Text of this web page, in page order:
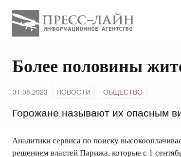
Более половины
31.08.2023 НОВОСТИ ОБЩЕСТВО
Горожане называют их опасным
Аналитики сервиса по поиску
решением властей Парижа, которые с 1